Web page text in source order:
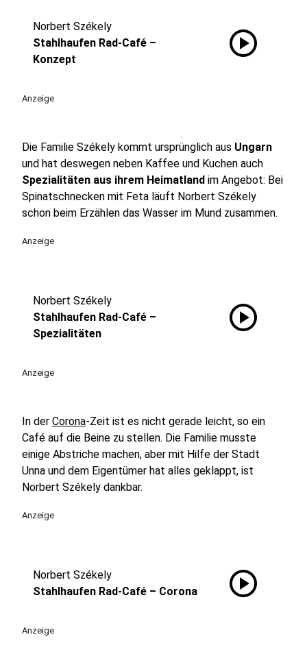
Norbert Székely
Stahlhaufen Rad-Café –
Konzept
play_circle
Anzeige
Die Familie Székely kommt ursprünglich aus Ungarn
und hat deswegen neben Kaffee und Kuchen auch
Spezialitäten aus ihrem Heimatland im Angebot: Bei
Spinatschnecken mit Feta läuft Norbert Székely
schon beim Erzählen das Wasser im Mund zusammen.
Anzeige
Norbert Székely
Stahlhaufen Rad-Café –
Spezialitäten
play_circle
Anzeige
In der Corona-Zeit ist es nicht gerade leicht, so ein
Café auf die Beine zu stellen. Die Familie musste
einige Abstriche machen, aber mit Hilfe der Stadt
Unna und dem Eigentümer hat alles geklappt, ist
Norbert Székely dankbar.
Anzeige
Norbert Székely
Stahlhaufen Rad-Café – Corona
play_circle
Anzeige